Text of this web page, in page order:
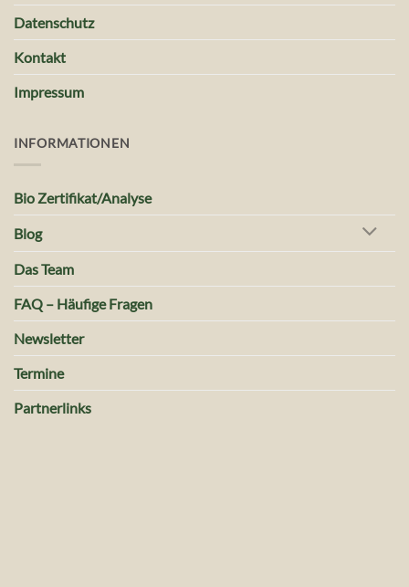
Datenschutz
Kontakt
Impressum
INFORMATIONEN
Bio Zertifikat/Analyse
Blog
Das Team
FAQ – Häufige Fragen
Newsletter
Termine
Partnerlinks